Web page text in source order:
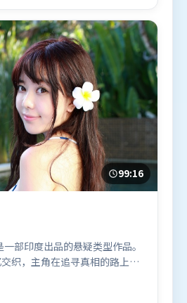
99:16
部印度出品的悬疑类型作品。
织，主角在追寻真相的路上不
信息密度高，情绪释放与主题
斯托弗·诺兰执导，堺雅人、